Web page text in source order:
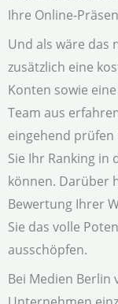
Ihre Online-
Und als wäre das
zusätzlich eine
Konten sowie eine
Team aus
eingehend
Sie Ihr Ranking in
können. Darüber
Bewertung Ihrer
Sie das volle
ausschöpfen.
Bei Medien Berlin